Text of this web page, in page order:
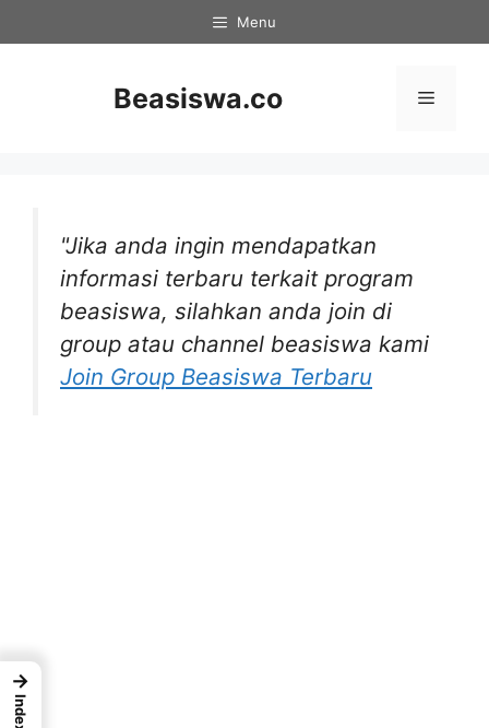
ke
Menu
Beasiswa.co Menu
"Jika anda ingin mendapatkan
informasi terbaru terkait program
beasiswa, silahkan anda join di
group atau channel beasiswa kami
Join Group Beasiswa Terbaru
→
Index